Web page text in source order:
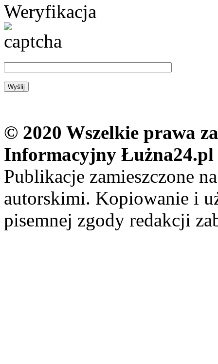
Weryfikacja
© 2020 Wszelkie prawa
Informacyjny Łużna24.pl
Publikacje zamieszczone
autorskimi. Kopiowanie i
pisemnej zgody redakcji